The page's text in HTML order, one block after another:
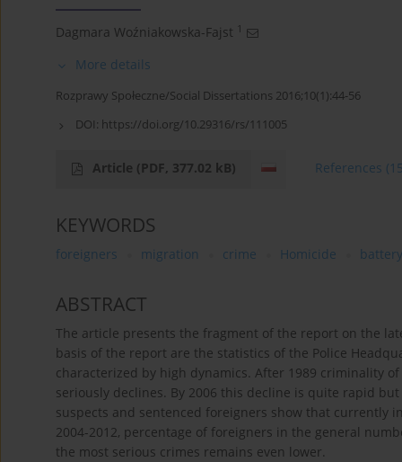
Dagmara Woźniakowska-Fajst 1
More details
Rozprawy Społeczne/Social Dissertations 2016;10(1):44-56
DOI: https://doi.org/10.29316/rs/111005
Article (PDF, 377.02 kB) References
KEYWORDS
foreigners migration crime Homicide battery
ABSTRACT
The article presents the fragment of the report on the
basis of the report are the statistics of the Police
characterized by high dynamics. After 1989 criminality
seriously declines. By 2006 this decline is quite rapid
suspects and sentenced foreigners show that currently
2004-2012, percentage of foreigners in the general
the most serious crimes remains even lower.